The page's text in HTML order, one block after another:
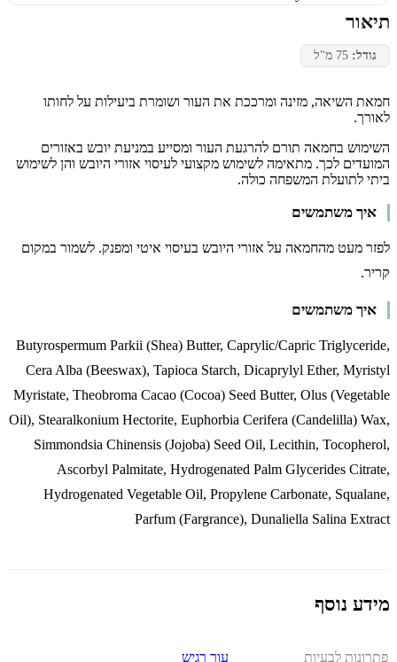
תיאור
גודל: 75 מ"ל
חמאת השיאה, מזינה ומרככת את העור ושומרת ביעילות על לחותו
לאורך.
השימוש בחמאה תורם להרגעת העור ומסייע במניעת יובש באזורים
המועדים לכך. מתאימה לשימוש מקצועי לעיסוי אזורי היובש והן לשימוש
ביתי לתועלת המשפחה כולה.
איך משתמשים
לפזר מעט מהחמאה על אזורי היובש בעיסוי איטי ומפנק. לשמור במקום
קריר.
איך משתמשים
Butyrospermum Parkii (Shea) Butter, Caprylic/Capric Triglyceride,
Cera Alba (Beeswax), Tapioca Starch, Dicaprylyl Ether, Myristyl
Myristate, Theobroma Cacao (Cocoa) Seed Butter, Olus (Vegetable
Oil), Stearalkonium Hectorite, Euphorbia Cerifera (Candelilla) Wax,
Simmondsia Chinensis (Jojoba) Seed Oil, Lecithin, Tocopherol,
Ascorbyl Palmitate, Hydrogenated Palm Glycerides Citrate,
Hydrogenated Vegetable Oil, Propylene Carbonate, Squalane,
Parfum (Fargrance), Dunaliella Salina Extract
מידע נוסף
פתרונות לבעיות עור רגיש